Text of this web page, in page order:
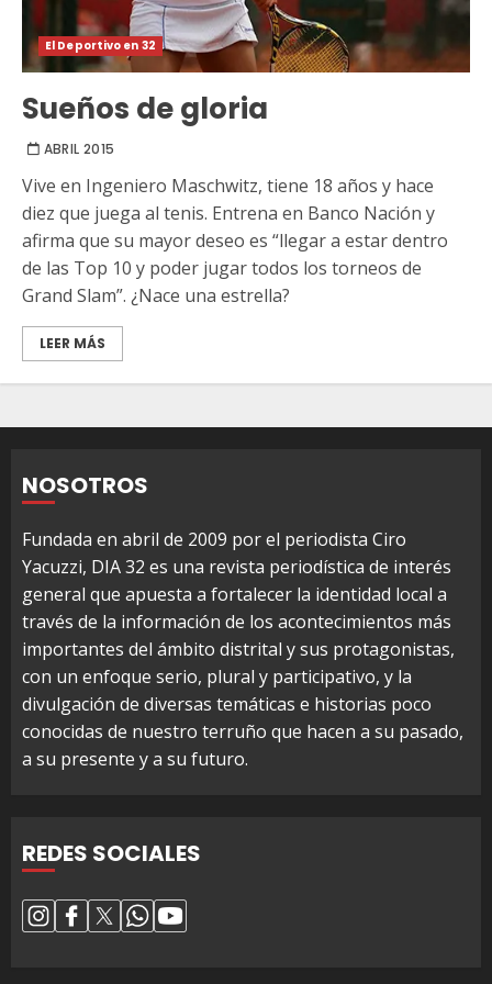
El Deportivo en 32
Sueños de gloria
ABRIL 2015
Vive en Ingeniero Maschwitz, tiene 18 años y hace
diez que juega al tenis. Entrena en Banco Nación y
afirma que su mayor deseo es “llegar a estar dentro
de las Top 10 y poder jugar todos los torneos de
Grand Slam”. ¿Nace una estrella?
LEER MÁS
NOSOTROS
Fundada en abril de 2009 por el periodista Ciro
Yacuzzi, DIA 32 es una revista periodística de interés
general que apuesta a fortalecer la identidad local a
través de la información de los acontecimientos más
importantes del ámbito distrital y sus protagonistas,
con un enfoque serio, plural y participativo, y la
divulgación de diversas temáticas e historias poco
conocidas de nuestro terruño que hacen a su pasado,
a su presente y a su futuro.
REDES SOCIALES